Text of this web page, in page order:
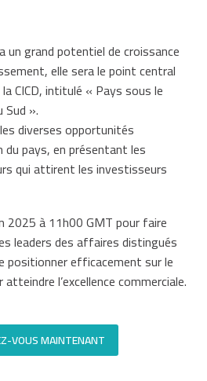
un grand potentiel de croissance
elle sera le point central
CICD, intitulé « Pays sous le
Sud ».
diverses opportunités
du pays, en présentant les
qui attirent les investisseurs
2025 à 11h00 GMT pour faire
leaders des affaires distingués
positionner efficacement sur le
l’excellence commerciale.
VOUS MAINTENANT